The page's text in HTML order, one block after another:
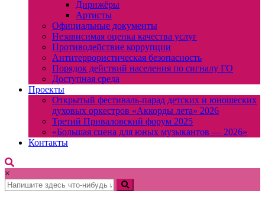
Дирижёры
Артисты
Официальные документы
Независимая оценка качества услуг
Противодействие коррупции
Антитеррористическая безопасность
Порядок действий населения по сигналу ГО
Доступная среда
Проекты
Открытый фестиваль-парад детских и юношеских
духовых оркестров «Аккорды лета» 2026
Третий Приваловский форум 2025
«Большая сцена для юных музыкантов — 2026»
Контакты
×